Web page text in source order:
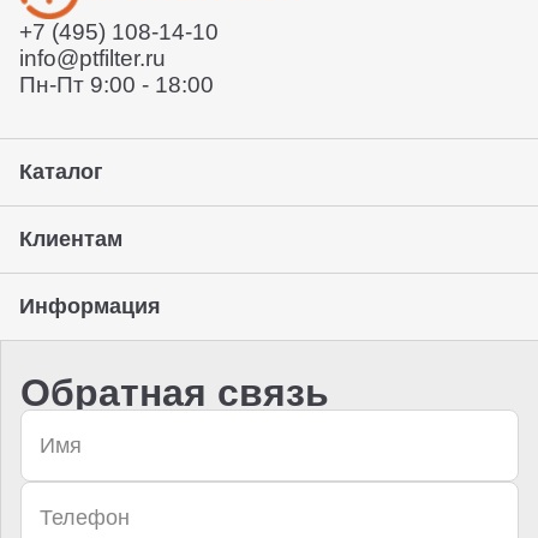
Предоставление гарантии, подписание закрывающих
документов
+7 (495) 108-14-10
info@ptfilter.ru
Пн-Пт 9:00 - 18:00
Каталог
Клиентам
Информация
Обратная связь